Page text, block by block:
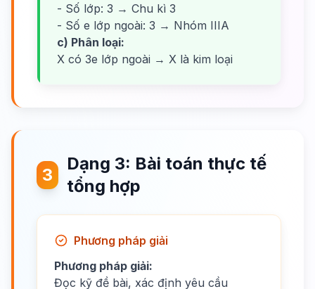
- Số lớp: 3 → Chu kì 3
- Số e lớp ngoài: 3 → Nhóm IIIA
c) Phân loại:
X có 3e lớp ngoài → X là kim loại
3
Dạng 3: Bài toán thực tế
tổng hợp
Phương pháp giải
Phương pháp giải:
Đọc kỹ đề bài, xác định yêu cầu